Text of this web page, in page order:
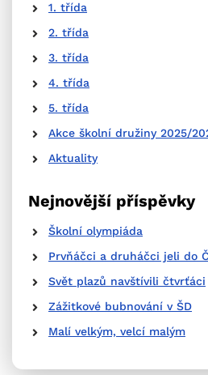
1. třída
2. třída
3. třída
4. třída
5. třída
Akce školní družiny 2025/
Aktuality
Nejnovější příspěvky
Školní olympiáda
Prvňáčci a druháčci jeli do
Svět plazů navštívili čtvrťáci
Zážitkové bubnování v ŠD
Malí velkým, velcí malým